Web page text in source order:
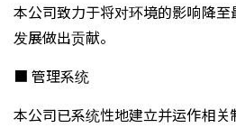
本公司致力于将对环境的影响降
发展做出贡献。
■ 管理系统
本公司已系统性地建立并运作相